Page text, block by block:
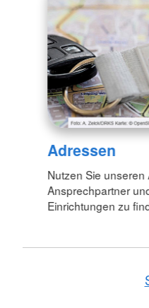
Adressen
Nutzen Sie
Ansprechpartner
Einrichtungen zu